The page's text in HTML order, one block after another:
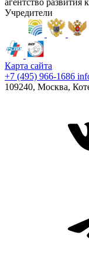
агентство развития
Учредители
Карта сайта
+7 (495) 966-1686
109240, Москва,